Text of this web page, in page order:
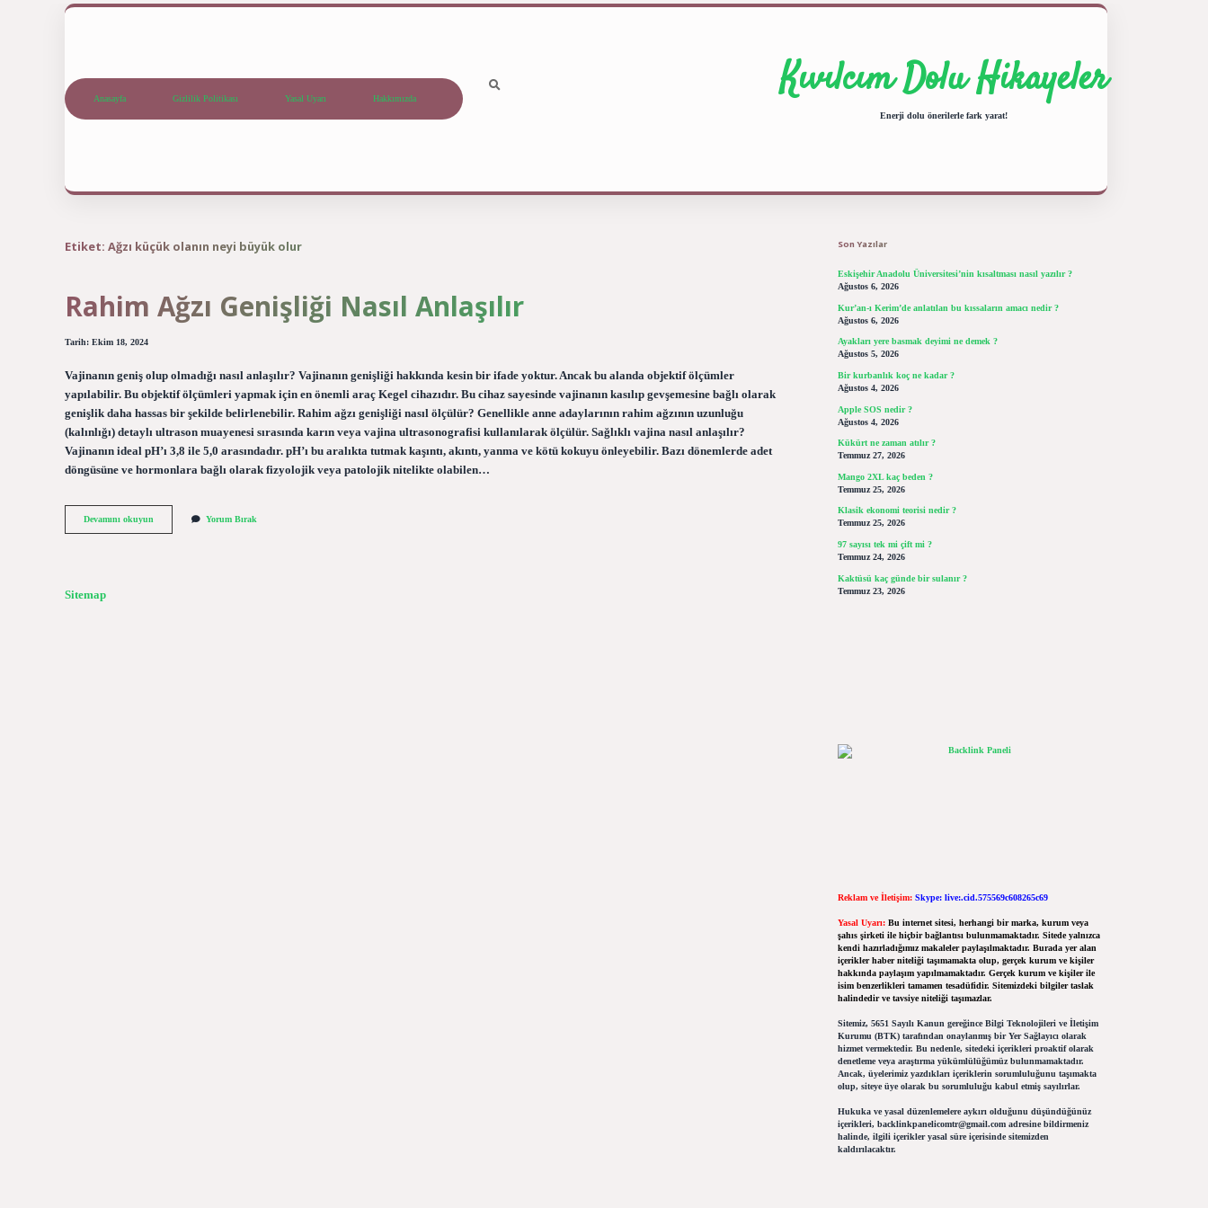
Anasayfa Gizlilik Politikası Yasal Uyarı Hakkımızda Kıvılcım Dolu Hikayeler
Enerji dolu önerilerle fark yarat!
Etiket: Ağzı küçük olanın neyi büyük olur
Rahim Ağzı Genişliği Nasıl Anlaşılır
Tarih: Ekim 18, 2024
Vajinanın geniş olup olmadığı nasıl anlaşılır? Vajinanın genişliği hakkında kesin bir ifade yoktur. Ancak bu alanda objektif ölçümler
yapılabilir. Bu objektif ölçümleri yapmak için en önemli araç Kegel cihazıdır. Bu cihaz sayesinde vajinanın kasılıp gevşemesine bağlı olarak
genişlik daha hassas bir şekilde belirlenebilir. Rahim ağzı genişliği nasıl ölçülür? Genellikle anne adaylarının rahim ağzının uzunluğu
(kalınlığı) detaylı ultrason muayenesi sırasında karın veya vajina ultrasonografisi kullanılarak ölçülür. Sağlıklı vajina nasıl anlaşılır?
Vajinanın ideal pH’ı 3,8 ile 5,0 arasındadır. pH’ı bu aralıkta tutmak kaşıntı, akıntı, yanma ve kötü kokuyu önleyebilir. Bazı dönemlerde adet
döngüsüne ve hormonlara bağlı olarak fizyolojik veya patolojik nitelikte olabilen…
Devamını okuyun
Ağzı
Yorum Bırak
Sitemap
Son Yazılar
Eskişehir Anadolu Üniversitesi’nin kısaltması nasıl yazılır ?
Ağustos 6, 2026
Kur’an-ı Kerim’de anlatılan bu kıssaların amacı nedir ?
Ağustos 6, 2026
Ayakları yere basmak deyimi ne demek ?
Ağustos 5, 2026
Bir kurbanlık koç ne kadar ?
Ağustos 4, 2026
Apple SOS nedir ?
Ağustos 4, 2026
Kükürt ne zaman atılır ?
Temmuz 27, 2026
Mango 2XL kaç beden ?
Temmuz 25, 2026
Klasik ekonomi teorisi nedir ?
Temmuz 25, 2026
97 sayısı tek mi çift mi ?
Temmuz 24, 2026
Kaktüsü kaç günde bir sulanır ?
Temmuz 23, 2026
Reklam ve İletişim: Skype: live:.cid.575569c608265c69
Yasal Uyarı: Bu internet sitesi, herhangi bir marka, kurum veya
şahıs şirketi ile hiçbir bağlantısı bulunmamaktadır. Sitede yalnızca
kendi hazırladığımız makaleler paylaşılmaktadır. Burada yer alan
içerikler haber niteliği taşımamakta olup, gerçek kurum ve kişiler
hakkında paylaşım yapılmamaktadır. Gerçek kurum ve kişiler ile
isim benzerlikleri tamamen tesadüfidir. Sitemizdeki bilgiler taslak
halindedir ve tavsiye niteliği taşımazlar.
Sitemiz, 5651 Sayılı Kanun gereğince Bilgi Teknolojileri ve İletişim
Kurumu (BTK) tarafından onaylanmış bir Yer Sağlayıcı olarak
hizmet vermektedir. Bu nedenle, sitedeki içerikleri proaktif olarak
denetleme veya araştırma yükümlülüğümüz bulunmamaktadır.
Ancak, üyelerimiz yazdıkları içeriklerin sorumluluğunu taşımakta
olup, siteye üye olarak bu sorumluluğu kabul etmiş sayılırlar.
Hukuka ve yasal düzenlemelere aykırı olduğunu düşündüğünüz
içerikleri, backlinkpanelicomtr@gmail.comadresine bildirmeniz
halinde, ilgili içerikler yasal süre içerisinde sitemizden
kaldırılacaktır.